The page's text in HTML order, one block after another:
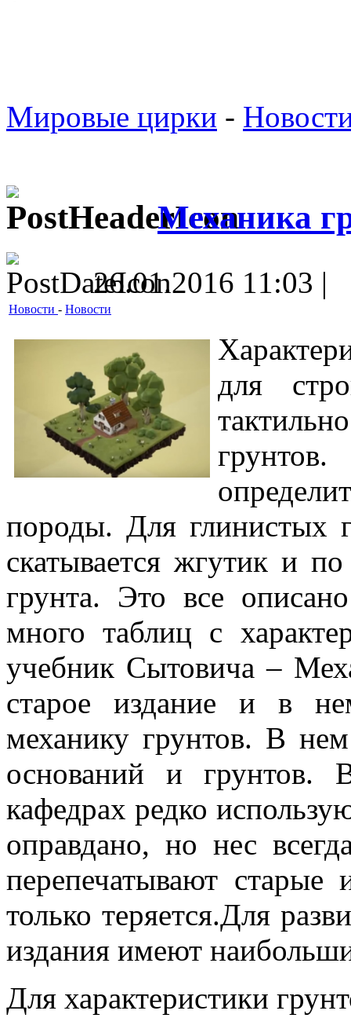
Мировые цирки -
Механика
26.01.2016 11:03 |
Новости - Новости
для
породы. Для глинистых
скатывается жгутик и
грунта. Это все
много таблиц с
учебник Сытовича –
старое издание и в
механику грунтов. В
оснований и грунтов.
кафедрах редко
оправдано, но нес
перепечатывают старые
только теряется.Для
издания имеют
Для характеристики